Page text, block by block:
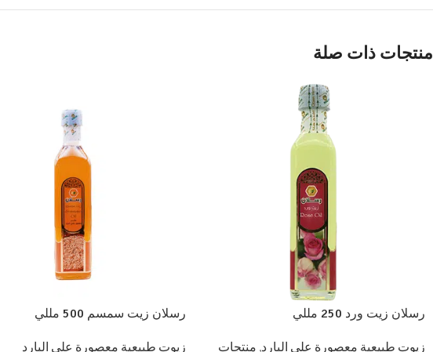
منتجات ذات صلة
رسلان زيت ورد 250 مللي
زيوت طبيعية معصورة على البارد, منتجات
رسلان زيت سمسم 500 مللي
زيوت طبيعية معصورة على البارد